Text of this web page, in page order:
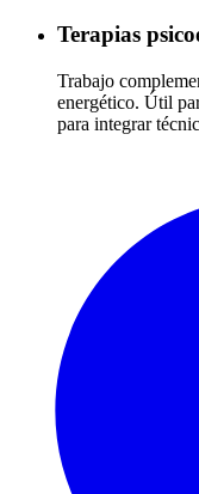
Terapias
Trabajo
energético. Útil
para integrar